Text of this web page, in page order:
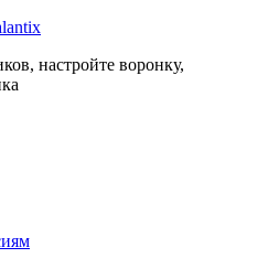
настройте воронку,